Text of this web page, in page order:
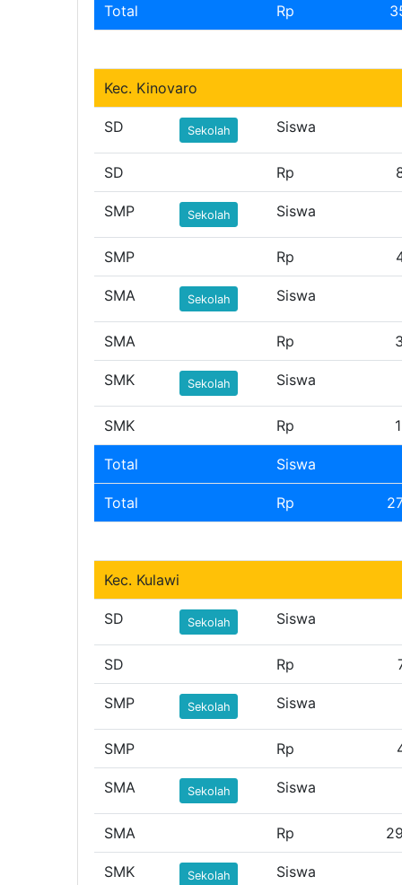
Total Rp
Kec. Kinovaro
SD Sekolah Siswa
SD Rp
SMP Sekolah Siswa
SMP Rp
SMA Sekolah Siswa
SMA Rp
SMK Sekolah Siswa
SMK Rp
Total Siswa
Total Rp
Kec. Kulawi
SD Sekolah Siswa
SD Rp
SMP Sekolah Siswa
SMP Rp
SMA Sekolah Siswa
SMA Rp
SMK Sekolah Siswa